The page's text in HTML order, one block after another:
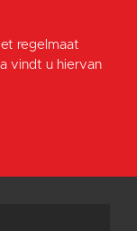
regelmaat
vindt u hiervan